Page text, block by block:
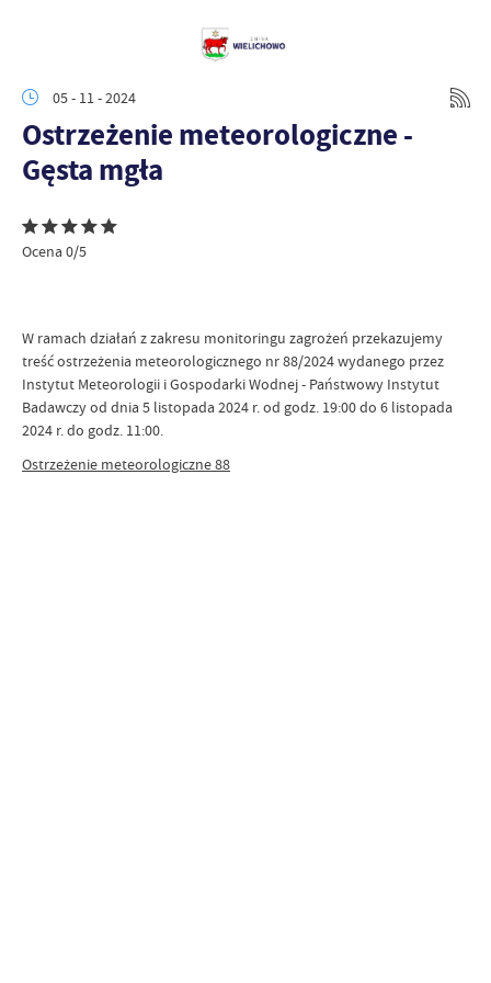
05 - 11 - 2024
Ostrzeżenie meteorologiczne -
Gęsta mgła
Ocena 0/5
W ramach działań z zakresu monitoringu zagrożeń przekazujemy
treść ostrzeżenia meteorologicznego nr 88/2024 wydanego przez
Instytut Meteorologii i Gospodarki Wodnej - Państwowy Instytut
Badawczy od dnia 5 listopada 2024 r. od godz. 19:00 do 6 listopada
2024 r. do godz. 11:00.
Ostrzeżenie meteorologiczne 88